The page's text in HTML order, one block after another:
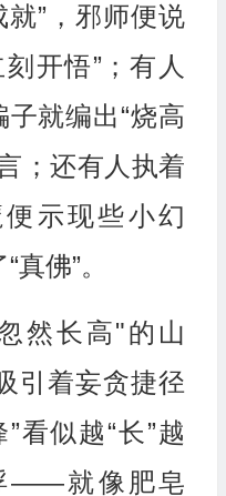
”，邪师便说
开悟”；有人
子就编出“烧高
；还有人执着
示现些小幻
佛”。
然长高"的山
引着妄贪捷径
看似越“长”越
——就像肥皂